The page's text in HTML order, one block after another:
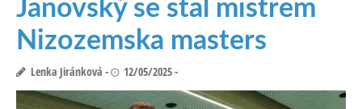
Janovský se stal mistrem
Nizozemska masters
Lenka Jiránková 12/05/2025